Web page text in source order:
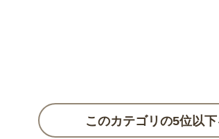
このカテゴリの5位以